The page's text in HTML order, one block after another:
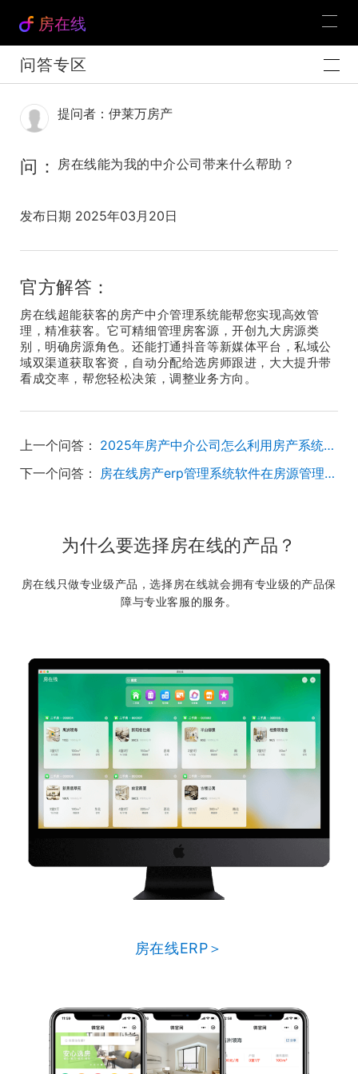
房在线
问答专区
提问者：伊莱万房产
问： 房在线能为我的中介公司带来什么帮助？
发布日期 2025年03月20日
官方解答：
房在线超能获客的房产中介管理系统能帮您实现高效管
理，精准获客。它可精细管理房客源，开创九大房源类
别，明确房源角色。还能打通抖音等新媒体平台，私域公
域双渠道获取客资，自动分配给选房师跟进，大大提升带
看成交率，帮您轻松决策，调整业务方向。
上一个问答：
2025年房产中介公司怎么利用房产系统管理员工绩效？
下一个问答：
房在线房产erp管理系统软件在房源管理方面有啥突出功能？
为什么要选择房在线的产品？
房在线只做专业级产品，选择房在线就会拥有专业级的产品保
障与专业客服的服务。
房在线ERP＞